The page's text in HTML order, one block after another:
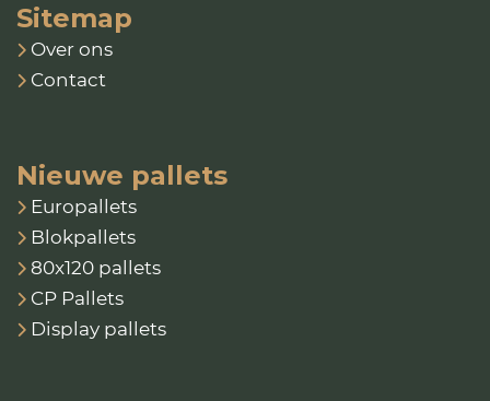
Sitemap
Over ons
Contact
Nieuwe pallets
Europallets
Blokpallets
80x120 pallets
CP Pallets
Display pallets